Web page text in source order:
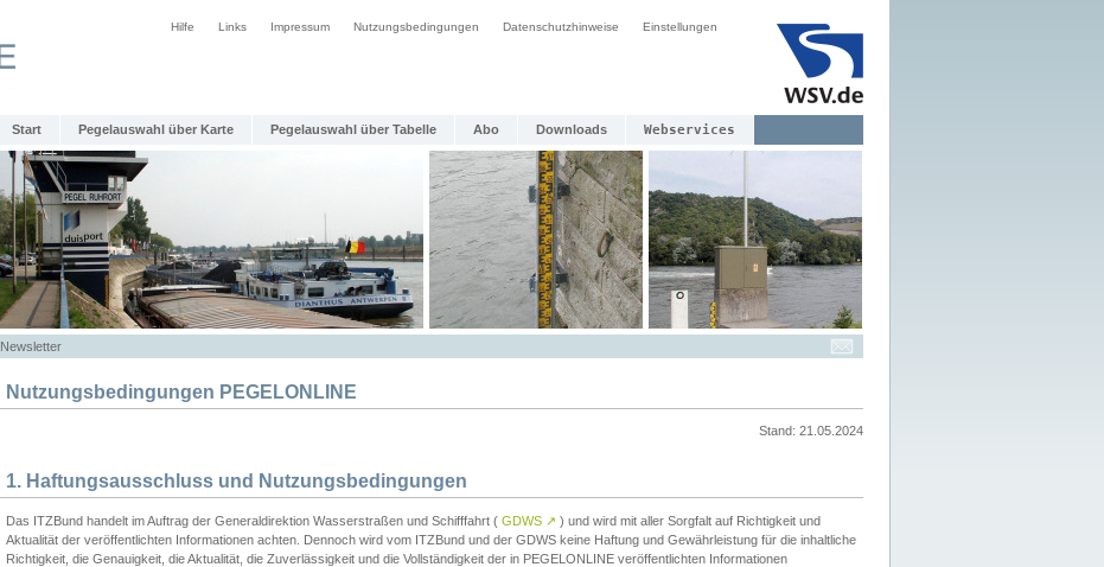
Hilfe Links Impressum Nutzungsbedingungen Datenschutzhinweise Einstellungen
Start Pegelauswahl über Karte Pegelauswahl über Tabelle Abo Downloads Webservices
Newsletter
Nutzungsbedingungen PEGELONLINE
Stand: 21.05.2024
1. Haftungsausschluss und Nutzungsbedingungen
Das ITZBund handelt im Auftrag der Generaldirektion Wasserstraßen und Schifffahrt ( GDWS ↗ ) und wird mit aller Sorgfalt auf Richtigkeit und
Aktualität der veröffentlichten Informationen achten. Dennoch wird vom ITZBund und der GDWS keine Haftung und Gewährleistung für die inhaltliche
Richtigkeit, die Genauigkeit, die Aktualität, die Zuverlässigkeit und die Vollständigkeit der in PEGELONLINE veröffentlichten Informationen